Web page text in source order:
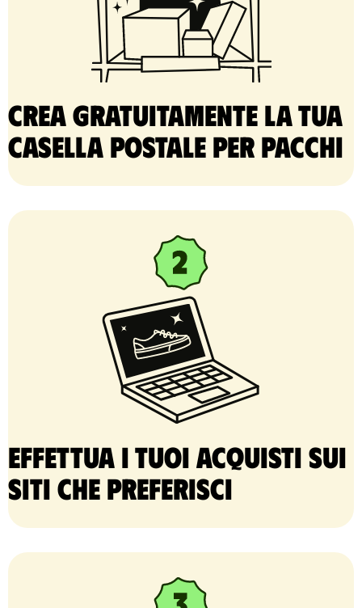
Crea gratuitamente la tua
casella postale per pacchi
Effettua i tuoi acquisti sui
siti che preferisci